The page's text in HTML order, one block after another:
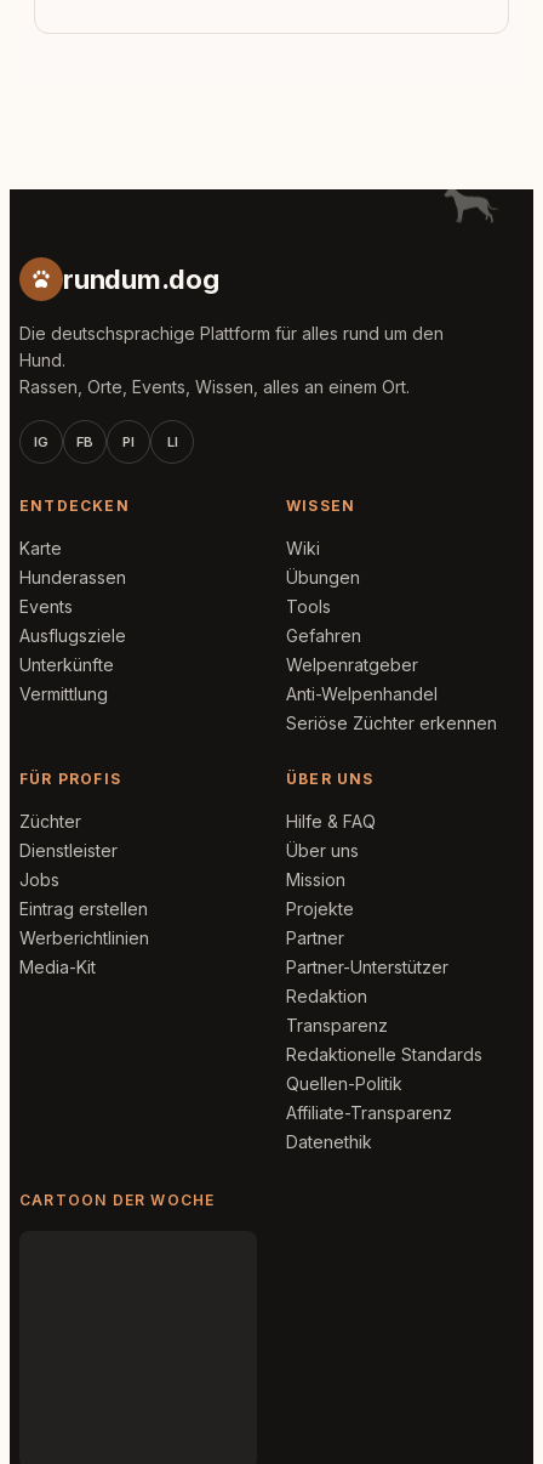
rundum.dog
Die deutschsprachige Plattform für alles rund um den
Hund.
Rassen, Orte, Events, Wissen, alles an einem Ort.
IG FB PI LI
ENTDECKEN
Karte
Hunderassen
Events
Ausflugsziele
Unterkünfte
Vermittlung
WISSEN
Wiki
Übungen
Tools
Gefahren
Welpenratgeber
Anti-Welpenhandel
Seriöse Züchter erkennen
FÜR PROFIS
Züchter
Dienstleister
Jobs
Eintrag erstellen
Werberichtlinien
Media-Kit
ÜBER UNS
Hilfe & FAQ
Über uns
Mission
Projekte
Partner
Partner-Unterstützer
Redaktion
Transparenz
Redaktionelle Standards
Quellen-Politik
Affiliate-Transparenz
Datenethik
CARTOON DER WOCHE